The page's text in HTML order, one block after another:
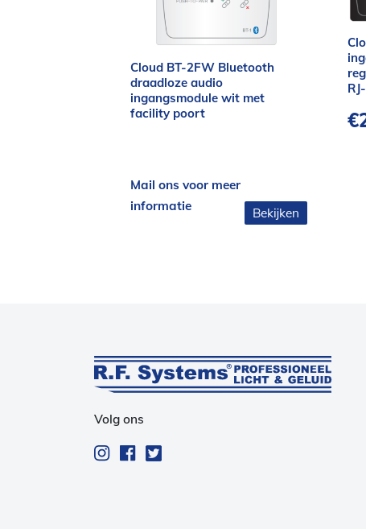
Cloud BT-2FW Bluetooth
draadloze audio
ingangsmodule wit met
facility poort
Mail ons voor meer
informatie
Bekijken
€
Volg ons